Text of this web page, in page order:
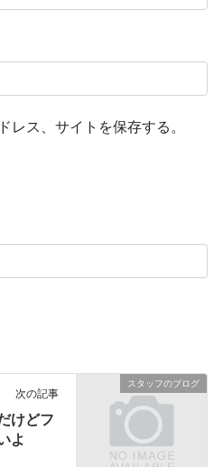
レス、サイトを保存する。
スタッフのブログ
次の記事
けどフ
よ